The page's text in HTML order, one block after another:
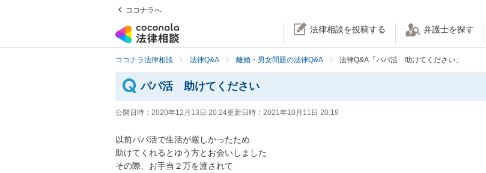
ココナラへ
法律相談を投稿する 弁護士を探す
ココナラ法律相談 法律Q&A 離婚・男女問題の法律Q&A 法律Q&A「パパ活 助けてください」
パパ活 助けてください
公開日時： 2020年12月13日 20:24更新日時： 2021年10月11日 20:19
以前パパ活で生活が厳しかったため
助けてくれるとゆう方とお会いしました
その際、お手当２万を渡されて